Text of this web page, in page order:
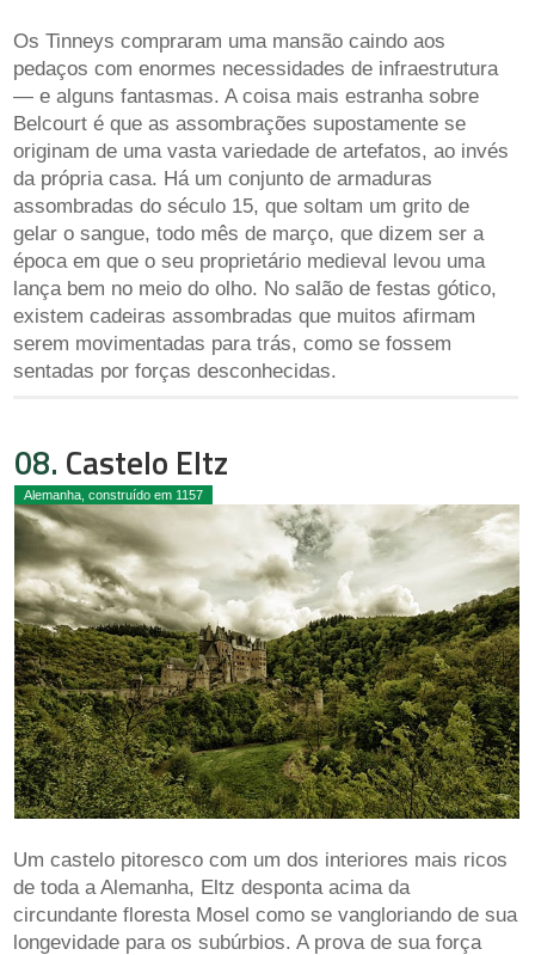
Os Tinneys compraram uma mansão caindo aos
pedaços com enormes necessidades de infraestrutura
— e alguns fantasmas. A coisa mais estranha sobre
Belcourt é que as assombrações supostamente se
originam de uma vasta variedade de artefatos, ao invés
da própria casa. Há um conjunto de armaduras
assombradas do século 15, que soltam um grito de
gelar o sangue, todo mês de março, que dizem ser a
época em que o seu proprietário medieval levou uma
lança bem no meio do olho. No salão de festas gótico,
existem cadeiras assombradas que muitos afirmam
serem movimentadas para trás, como se fossem
sentadas por forças desconhecidas.
08. Castelo Eltz
Alemanha, construído em 1157
Um castelo pitoresco com um dos interiores mais ricos
de toda a Alemanha, Eltz desponta acima da
circundante floresta Mosel como se vangloriando de sua
longevidade para os subúrbios. A prova de sua força